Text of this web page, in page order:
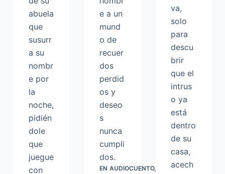
abuela
que
susurr
a su
nombr
e por
la
noche,
pidién
dole
que
juegue
con
e a un
mund
o de
recuer
dos
perdid
os y
deseo
s
nunca
cumpli
dos.
EN AUDIOCUENTO,
va,
solo
para
descu
brir
que el
intrus
o ya
está
dentro
de su
casa,
acech